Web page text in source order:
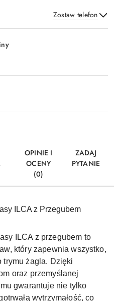
Zostaw telefon
OPINIE I
OCENY
(0)
ZADAJ
PYTANIE
ILCA z Przegubem
ILCA z przegubem to
który zapewnia wszystko,
trymu żagla. Dzięki
oraz przemyślanej
gwarantuje nie tylko
wytrzymałość, co